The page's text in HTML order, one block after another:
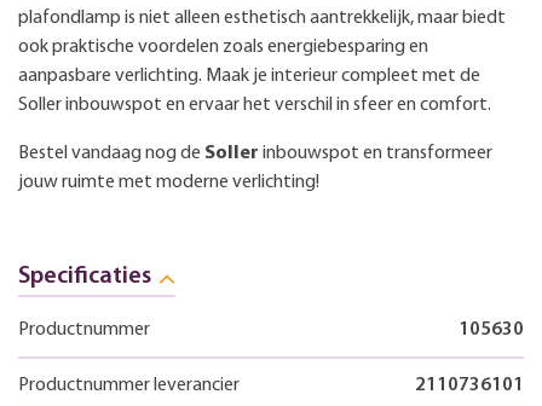
plafondlamp is niet alleen esthetisch aantrekkelijk, maar biedt
ook praktische voordelen zoals energiebesparing en
aanpasbare verlichting. Maak je interieur compleet met de
Soller inbouwspot en ervaar het verschil in sfeer en comfort.
Bestel vandaag nog de Soller inbouwspot en transformeer
jouw ruimte met moderne verlichting!
Specificaties
Productnummer 105630
Productnummer leverancier 2110736101